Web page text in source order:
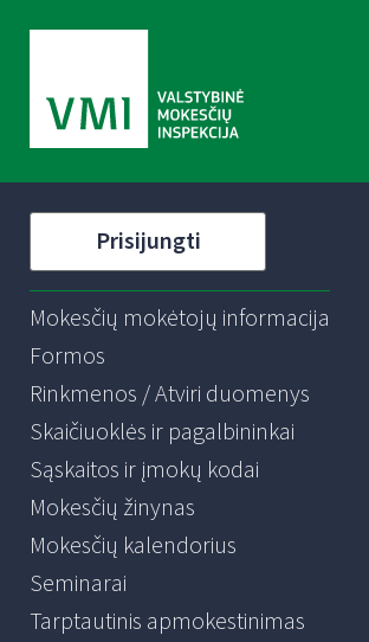
Prisijungti
Mokesčių mokėtojų informacija
Formos
Rinkmenos / Atviri duomenys
Skaičiuoklės ir pagalbininkai
Sąskaitos ir įmokų kodai
Mokesčių žinynas
Mokesčių kalendorius
Seminarai
Tarptautinis apmokestinimas